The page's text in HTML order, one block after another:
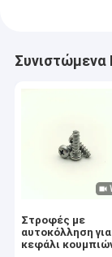
Συνιστώμενα
Στροφές με
αυτοκόλληση
κεφάλι